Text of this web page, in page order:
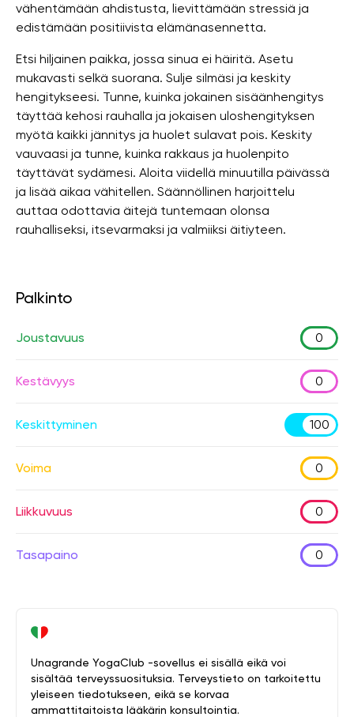
vähentämään ahdistusta, lievittämään stressiä ja
edistämään positiivista elämänasennetta.
Etsi hiljainen paikka, jossa sinua ei häiritä. Asetu
mukavasti selkä suorana. Sulje silmäsi ja keskity
hengitykseesi. Tunne, kuinka jokainen sisäänhengitys
täyttää kehosi rauhalla ja jokaisen uloshengityksen
myötä kaikki jännitys ja huolet sulavat pois. Keskity
vauvaasi ja tunne, kuinka rakkaus ja huolenpito
täyttävät sydämesi. Aloita viidellä minuutilla päivässä
ja lisää aikaa vähitellen. Säännöllinen harjoittelu
auttaa odottavia äitejä tuntemaan olonsa
rauhalliseksi, itsevarmaksi ja valmiiksi äitiyteen.
Palkinto
Joustavuus 0
Kestävyys 0
Keskittyminen 100
Voima 0
Liikkuvuus 0
Tasapaino 0
Unagrande YogaClub -sovellus ei sisällä eikä voi
sisältää terveyssuosituksia. Terveystieto on tarkoitettu
yleiseen tiedotukseen, eikä se korvaa
ammattitaitoista lääkärin konsultointia.